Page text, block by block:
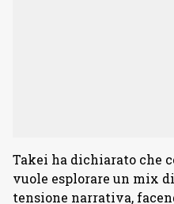
Takei ha dichiarato che
vuole esplorare un mix
tensione narrativa,